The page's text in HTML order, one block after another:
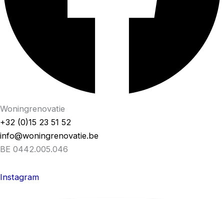
Woningrenovatie
+32 (0)15 23 51 52
info@woningrenovatie.be
BE 0442.005.046
Instagram